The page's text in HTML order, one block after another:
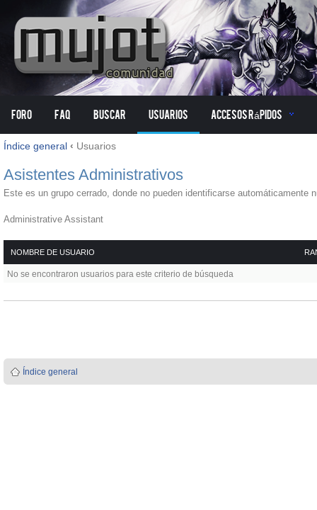
Foro FAQ Buscar Usuarios Accesos Rápidos
Índice general ‹ Usuarios
Asistentes Administrativos
Este es un grupo cerrado, donde no pueden identificarse
Administrative Assistant
NOMBRE DE USUARIO
No se encontraron usuarios para este criterio de búsqueda
Índice general